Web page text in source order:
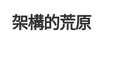
跳
至
跳
至
架構的荒原